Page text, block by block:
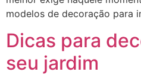
modelos de decoração para
Dicas para
seu jardim